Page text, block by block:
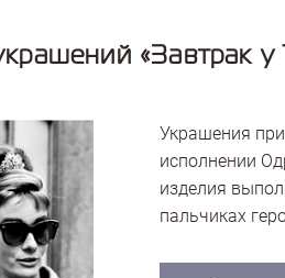
«Завтрак
Украшения
исполнении
изделия
пальчиках